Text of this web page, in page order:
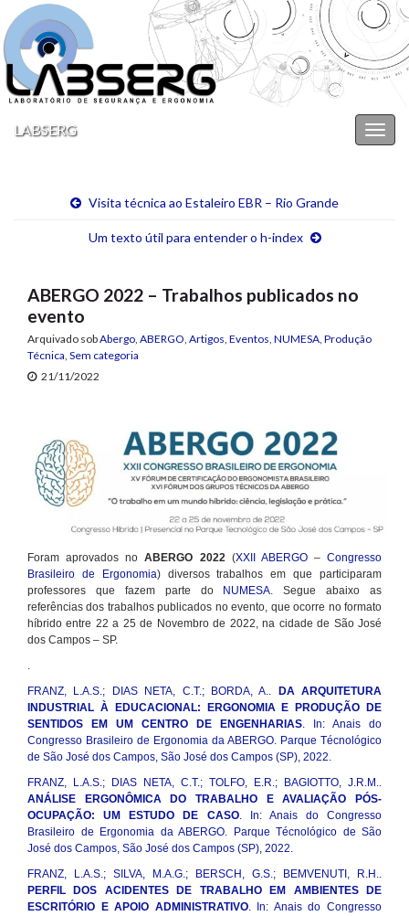
LABSERG
Visita técnica ao Estaleiro EBR – Rio Grande
Um texto útil para entender o h-index
ABERGO 2022 – Trabalhos publicados no
evento
Arquivado sobAbergo, ABERGO, Artigos, Eventos, NUMESA, Produção
Técnica, Sem categoria
21/11/2022
Foram aprovados noABERGO 2022(XXII ABERGO– Congresso
Brasileiro de Ergonomia) diversos trabalhos em que participaram
professores que fazem parte do
NUMESA. Segue abaixo as
referências dos trabalhos publicados no evento, que ocorre no formato
híbrido entre 22 a 25 de Novembro de 2022, na cidade de São José
dos Campos – SP.
.
FRANZ, L.A.S.; DIAS NETA, C.T.; BORDA, A..
DA ARQUITETURA
INDUSTRIAL À EDUCACIONAL: ERGONOMIA E PRODUÇÃO DE
SENTIDOS EM UM CENTRO DE ENGENHARIAS. In: Anais do
Congresso Brasileiro de Ergonomia da ABERGO. Parque Técnológico
de São José dos Campos, São José dos Campos (SP), 2022.
FRANZ, L.A.S.; DIAS NETA, C.T.; TOLFO, E.R.; BAGIOTTO, J.R.M..
ANÁLISE ERGONÔMICA DO TRABALHO E AVALIAÇÃO PÓS-
OCUPAÇÃO: UM ESTUDO DE CASO. In: Anais do Congresso
Brasileiro de Ergonomia da ABERGO. Parque Técnológico de São
José dos Campos, São José dos Campos (SP), 2022.
FRANZ, L.A.S.; SILVA, M.A.G.; BERSCH, G.S.; BEMVENUTI, R.H..
PERFIL DOS ACIDENTES DE TRABALHO EM AMBIENTES DE
ESCRITÓRIO E APOIO ADMINISTRATIVO. In: Anais do Congresso